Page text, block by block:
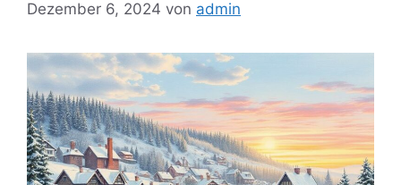
Dezember 6, 2024 von admin